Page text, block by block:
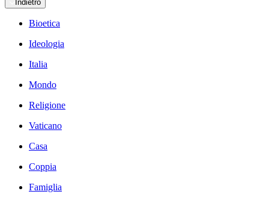
Indietro
Bioetica
Ideologia
Italia
Mondo
Religione
Vaticano
Casa
Coppia
Famiglia